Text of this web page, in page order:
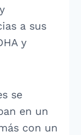
a sus
y
se
en un
con un